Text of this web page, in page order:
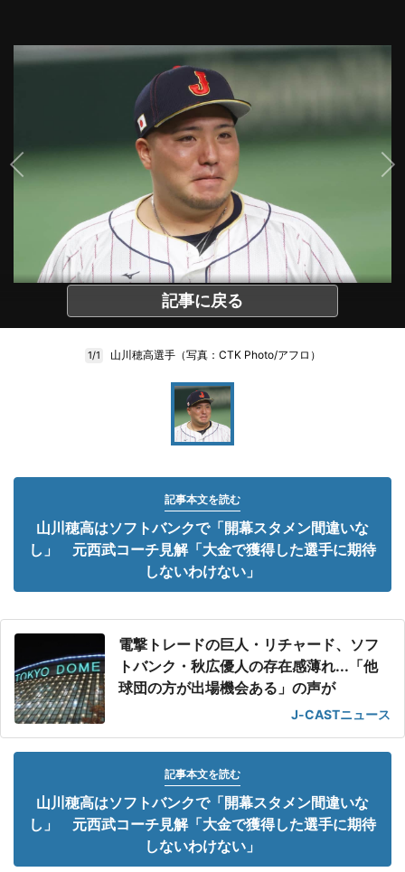
記事に戻る
1/1 山川穂高選手（写真：CTK Photo/アフロ）
記事本文を読む
山川穂高はソフトバンクで「開幕スタメン間違いな
し」 元西武コーチ見解「大金で獲得した選手に期待
しないわけない」
電撃トレードの巨人・リチャード、ソフ
トバンク・秋広優人の存在感薄れ...「他
球団の方が出場機会ある」の声が
J-CASTニュース
記事本文を読む
山川穂高はソフトバンクで「開幕スタメン間違いな
し」 元西武コーチ見解「大金で獲得した選手に期待
しないわけない」